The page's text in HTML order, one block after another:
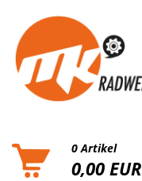
0 Artikel
0,00 EUR